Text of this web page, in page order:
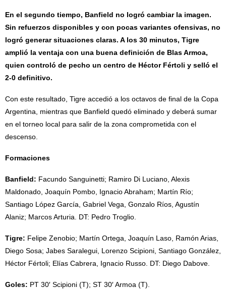
En el segundo tiempo, Banfield no logró cambiar la imagen.
Sin refuerzos disponibles y con pocas variantes ofensivas, no
logró generar situaciones claras. A los 30 minutos, Tigre
amplió la ventaja con una buena definición de Blas Armoa,
quien controló de pecho un centro de Héctor Fértoli y selló el
2-0 definitivo.
Con este resultado, Tigre accedió a los octavos de final de la Copa
Argentina, mientras que Banfield quedó eliminado y deberá sumar
en el torneo local para salir de la zona comprometida con el
descenso.
Formaciones
Banfield: Facundo Sanguinetti; Ramiro Di Luciano, Alexis
Maldonado, Joaquín Pombo, Ignacio Abraham; Martín Río;
Santiago López García, Gabriel Vega, Gonzalo Ríos, Agustín
Alaniz; Marcos Arturia. DT: Pedro Troglio.
Tigre: Felipe Zenobio; Martín Ortega, Joaquín Laso, Ramón Arias,
Diego Sosa; Jabes Saralegui, Lorenzo Scipioni, Santiago González,
Héctor Fértoli; Elías Cabrera, Ignacio Russo. DT: Diego Dabove.
Goles: PT 30′ Scipioni (T); ST 30′ Armoa (T).